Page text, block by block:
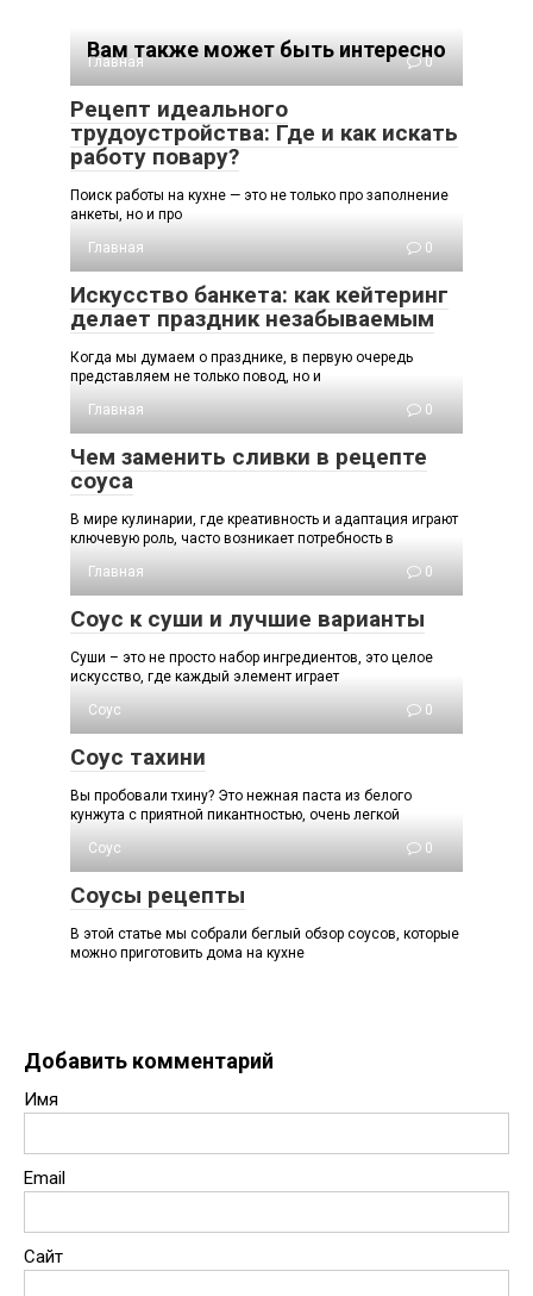
Вам также может быть интересно
Главная 0
Рецепт идеального
трудоустройства: Где и как искать
работу повару?
Поиск работы на кухне — это не только про заполнение
анкеты, но и про
Главная
0
Искусство банкета: как кейтеринг
делает праздник незабываемым
Когда мы думаем о празднике, в первую очередь
представляем не только повод, но и
Главная
0
Чем заменить сливки в рецепте
соуса
В мире кулинарии, где креативность и адаптация играют
ключевую роль, часто возникает потребность в
Главная
0
Соус к суши и лучшие варианты
Суши – это не просто набор ингредиентов, это целое
искусство, где каждый элемент играет
Соус
0
Соус тахини
Вы пробовали тхину? Это нежная паста из белого
кунжута с приятной пикантностью, очень легкой
Соус
0
Соусы рецепты
В этой статье мы собрали беглый обзор соусов, которые
можно приготовить дома на кухне
Добавить комментарий
Имя
Email
Сайт